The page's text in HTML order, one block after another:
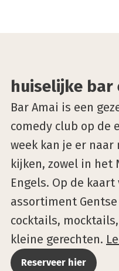
huiselijke bar
Bar Amai is een
comedy club op de
week kan je er naar
kijken, zowel in het
Engels. Op de
assortiment
cocktails,
kleine gerechten.
Reserveer hier